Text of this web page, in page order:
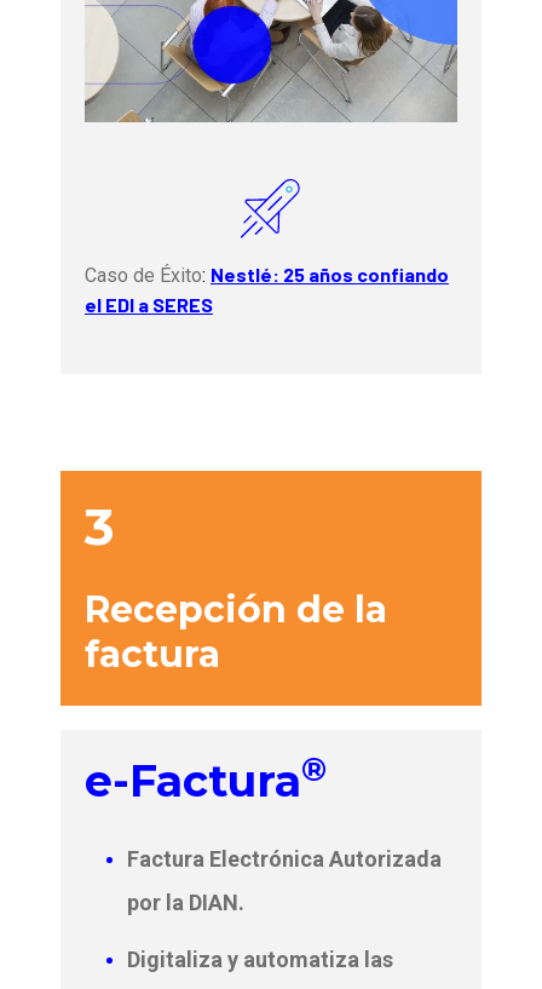
Caso de Éxito: Nestlé: 25 años confiando
el EDI a SERES
3
Recepción de la
factura
e-Factura®
Factura Electrónica Autorizada
por la DIAN.
Digitaliza y automatiza las